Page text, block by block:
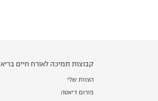
קבוצות תמיכה לאורח חיים בריא
הצוות שלי
פורום דיאטה